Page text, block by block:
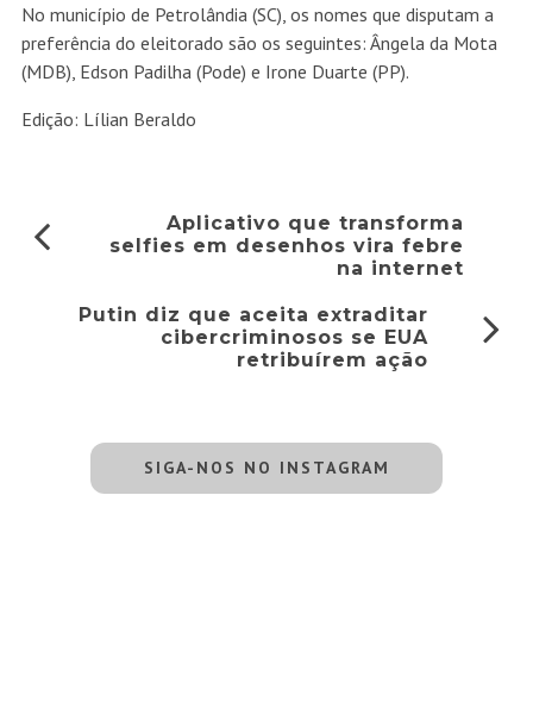
No município de Petrolândia (SC), os nomes que disputam a
preferência do eleitorado são os seguintes: Ângela da Mota
(MDB), Edson Padilha (Pode) e Irone Duarte (PP).
Edição: Lílian Beraldo
Aplicativo que transforma
selfies em desenhos vira febre
na internet
Putin diz que aceita extraditar
cibercriminosos se EUA
retribuírem ação
SIGA-NOS NO INSTAGRAM